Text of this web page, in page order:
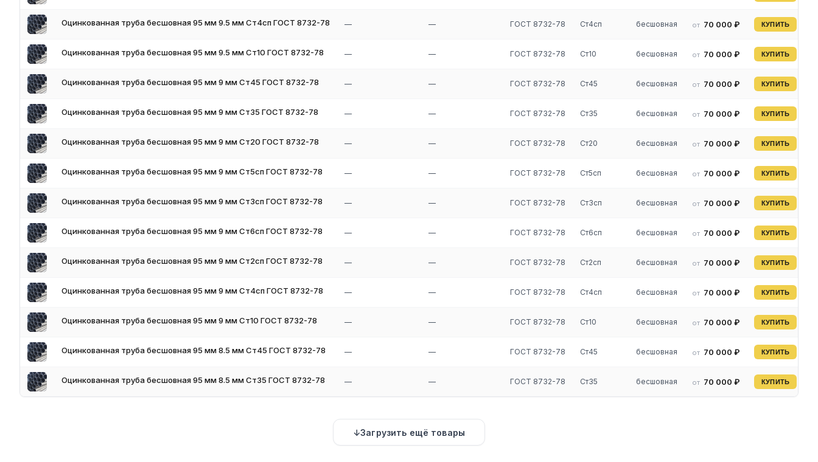
Оцинкованная труба бесшовная 95 мм 9.5 мм Ст4сп ГОСТ 8732-78 — — ГОСТ 8732-78 Ст4сп бесшовная от 70 000 ₽ КУПИТЬ
Оцинкованная труба бесшовная 95 мм 9.5 мм Ст10 ГОСТ 8732-78 — — ГОСТ 8732-78 Ст10 бесшовная от 70 000 ₽ КУПИТЬ
Оцинкованная труба бесшовная 95 мм 9 мм Ст45 ГОСТ 8732-78 — — ГОСТ 8732-78 Ст45 бесшовная от 70 000 ₽ КУПИТЬ
Оцинкованная труба бесшовная 95 мм 9 мм Ст35 ГОСТ 8732-78 — — ГОСТ 8732-78 Ст35 бесшовная от 70 000 ₽ КУПИТЬ
Оцинкованная труба бесшовная 95 мм 9 мм Ст20 ГОСТ 8732-78 — — ГОСТ 8732-78 Ст20 бесшовная от 70 000 ₽ КУПИТЬ
Оцинкованная труба бесшовная 95 мм 9 мм Ст5сп ГОСТ 8732-78 — — ГОСТ 8732-78 Ст5сп бесшовная от 70 000 ₽ КУПИТЬ
Оцинкованная труба бесшовная 95 мм 9 мм Ст3сп ГОСТ 8732-78 — — ГОСТ 8732-78 Ст3сп бесшовная от 70 000 ₽ КУПИТЬ
Оцинкованная труба бесшовная 95 мм 9 мм Ст6сп ГОСТ 8732-78 — — ГОСТ 8732-78 Ст6сп бесшовная от 70 000 ₽ КУПИТЬ
Оцинкованная труба бесшовная 95 мм 9 мм Ст2сп ГОСТ 8732-78 — — ГОСТ 8732-78 Ст2сп бесшовная от 70 000 ₽ КУПИТЬ
Оцинкованная труба бесшовная 95 мм 9 мм Ст4сп ГОСТ 8732-78 — — ГОСТ 8732-78 Ст4сп бесшовная от 70 000 ₽ КУПИТЬ
Оцинкованная труба бесшовная 95 мм 9 мм Ст10 ГОСТ 8732-78 — — ГОСТ 8732-78 Ст10 бесшовная от 70 000 ₽ КУПИТЬ
Оцинкованная труба бесшовная 95 мм 8.5 мм Ст45 ГОСТ 8732-78 — — ГОСТ 8732-78 Ст45 бесшовная от 70 000 ₽ КУПИТЬ
Оцинкованная труба бесшовная 95 мм 8.5 мм Ст35 ГОСТ 8732-78 — — ГОСТ 8732-78 Ст35 бесшовная от 70 000 ₽ КУПИТЬ
Загрузить ещё товары